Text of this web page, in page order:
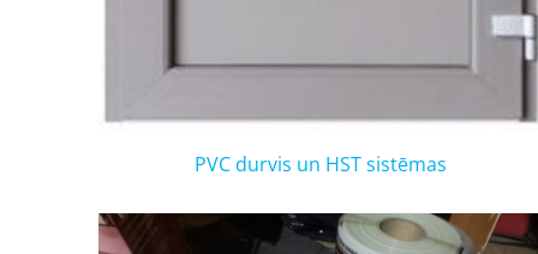
PVC durvis un HST sistēmas